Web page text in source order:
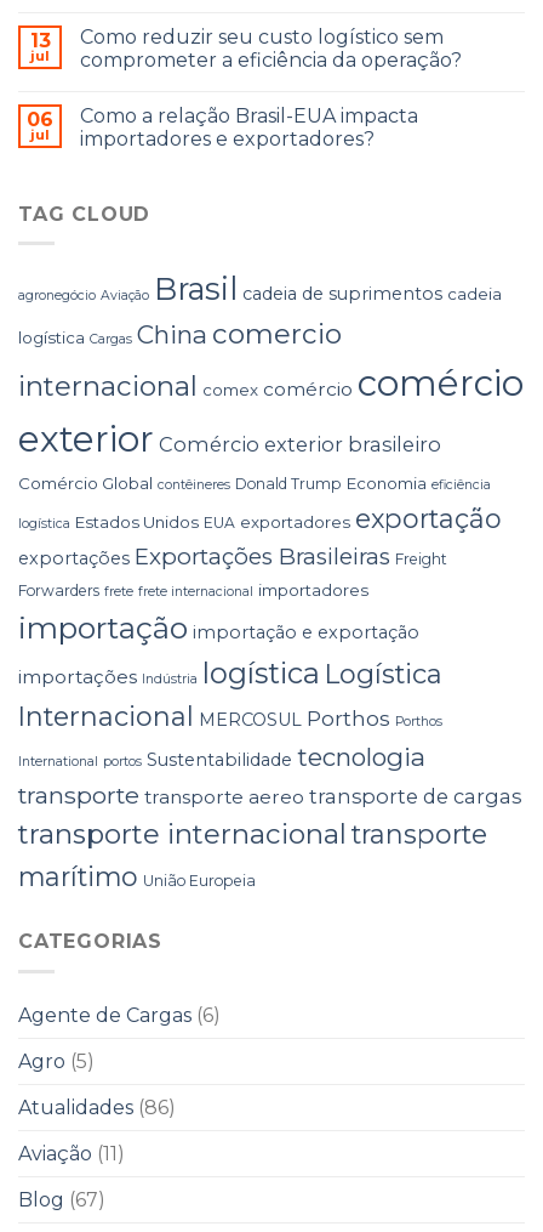
13
jul
Como reduzir seu custo logístico sem
comprometer a eficiência da operação?
06
jul
Como a relação Brasil-EUA impacta
importadores e exportadores?
TAG CLOUD
agronegócio Aviação Brasil cadeia de suprimentos cadeia
logística Cargas China comercio
internacional comex comércio comércio
exterior Comércio exterior brasileiro
Comércio Global contêineres Donald Trump Economia eficiência
logística Estados Unidos EUA exportadores exportação
exportações Exportações Brasileiras Freight
Forwarders frete frete internacional importadores
importação importação e exportação
importações Indústria logística Logística
Internacional MERCOSUL Porthos Porthos
International portos Sustentabilidade tecnologia
transporte transporte aereo transporte de cargas
transporte internacional transporte
marítimo União Europeia
CATEGORIAS
Agente de Cargas (6)
Agro (5)
Atualidades (86)
Aviação (11)
Blog (67)